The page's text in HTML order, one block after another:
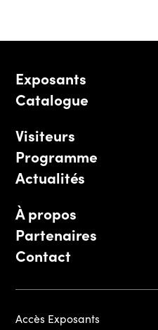
Exposants
Catalogue
Visiteurs
Programme
Actualités
À propos
Partenaires
Contact
Accès Exposants